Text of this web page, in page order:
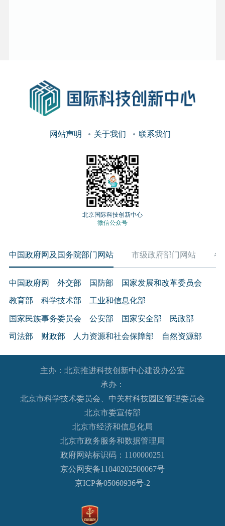
网站声明 关于我们 联系我们
北京国际科技创新中心
微信公众号
中国政府网及国务院部门网站 市级政府部门网站 各
中国政府网 外交部 国防部 国家发展和改革委员会
教育部 科学技术部 工业和信息化部
国家民族事务委员会 公安部 国家安全部 民政部
司法部 财政部 人力资源和社会保障部 自然资源部
生态环境部 住房和城乡建设部 交通运输部 水利部
农业农村部 商务部 文化和旅游部
退役军人事务部
国家语言文字工作委员会
国家航天局 国家原子能机构
国家核安全局
国务院国有资产监督管理委员会 海关总署
国家市场监督管理总局
国家医疗保障局
主办：北京推进科技创新中心建设办公室
承办：
北京市科学技术委员会、中关村科技园区管理委员会
北京市委宣传部
北京市经济和信息化局
北京市政务服务和数据管理局
政府网站标识码：1100000251
京公网安备11040202500067号
京ICP备05060936号-2